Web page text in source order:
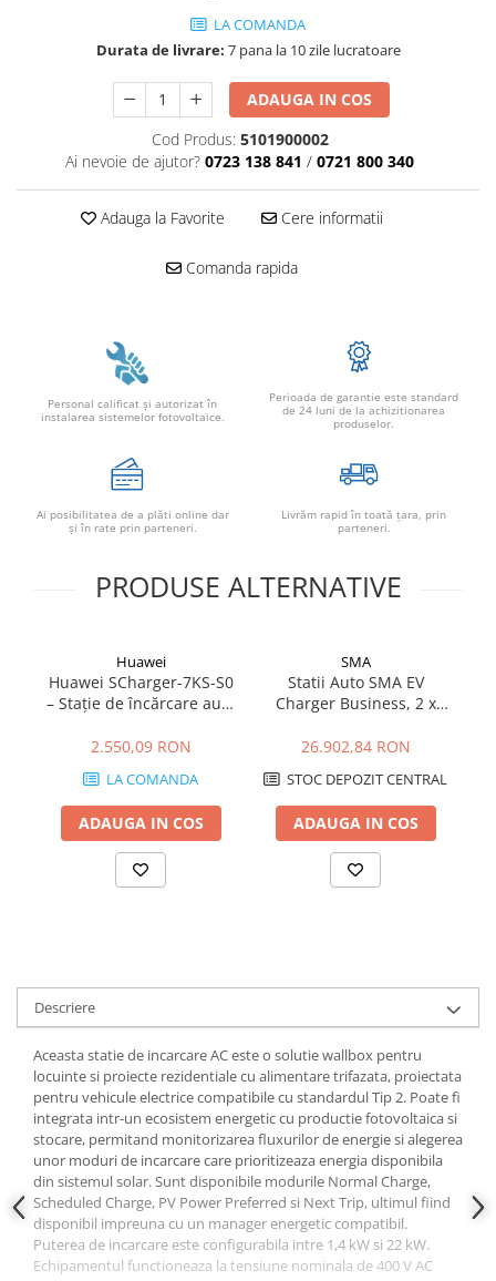
LA COMANDA
Durata de livrare: 7 pana la 10 zile lucratoare
ADAUGA IN COS
Cod Produs: 5101900002
Ai nevoie de ajutor? 0723 138 841 / 0721 800 340
Adauga la Favorite Cere informatii
Comanda rapida
Personal calificat şi autorizat în
instalarea sistemelor fotovoltaice.
Perioada de garantie este standard
de 24 luni de la achizitionarea
produselor.
Ai posibilitatea de a plăti online dar
şi în rate prin parteneri.
Livrăm rapid în toată țara, prin
parteneri.
PRODUSE ALTERNATIVE
Huawei
Huawei SCharger-7KS-S0
– Stație de încărcare auto
monofazică, Type 2
2.550,09 RON
LA COMANDA
ADAUGA IN COS
SMA
Statii Auto SMA EV
Charger Business, 2 x
26.902,84 RON
STOC DEPOZIT CENTRAL
ADAUGA IN COS
Descriere
Aceasta statie de incarcare AC este o solutie wallbox pentru
locuinte si proiecte rezidentiale cu alimentare trifazata, proiectata
pentru vehicule electrice compatibile cu standardul Tip 2. Poate fi
integrata intr-un ecosistem energetic cu productie fotovoltaica si
stocare, permitand monitorizarea fluxurilor de energie si alegerea
unor moduri de incarcare care prioritizeaza energia disponibila
din sistemul solar. Sunt disponibile modurile Normal Charge,
Scheduled Charge, PV Power Preferred si Next Trip, ultimul fiind
disponibil impreuna cu un manager energetic compatibil.
Puterea de incarcare este configurabila intre 1,4 kW si 22 kW.
Echipamentul functioneaza la tensiune nominala de 400 V AC